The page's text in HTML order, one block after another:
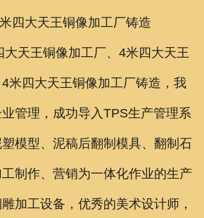
四大天王铜像加工厂铸造
大天王铜像加工厂、 4米四大天王
4米四大天王铜像加工厂铸造 ，我
管理，成功导入TPS生产管理系
模型、泥稿后翻制模具、翻制石
制作、营销为一体化作业的生产
加工设备，优秀的美术设计师，